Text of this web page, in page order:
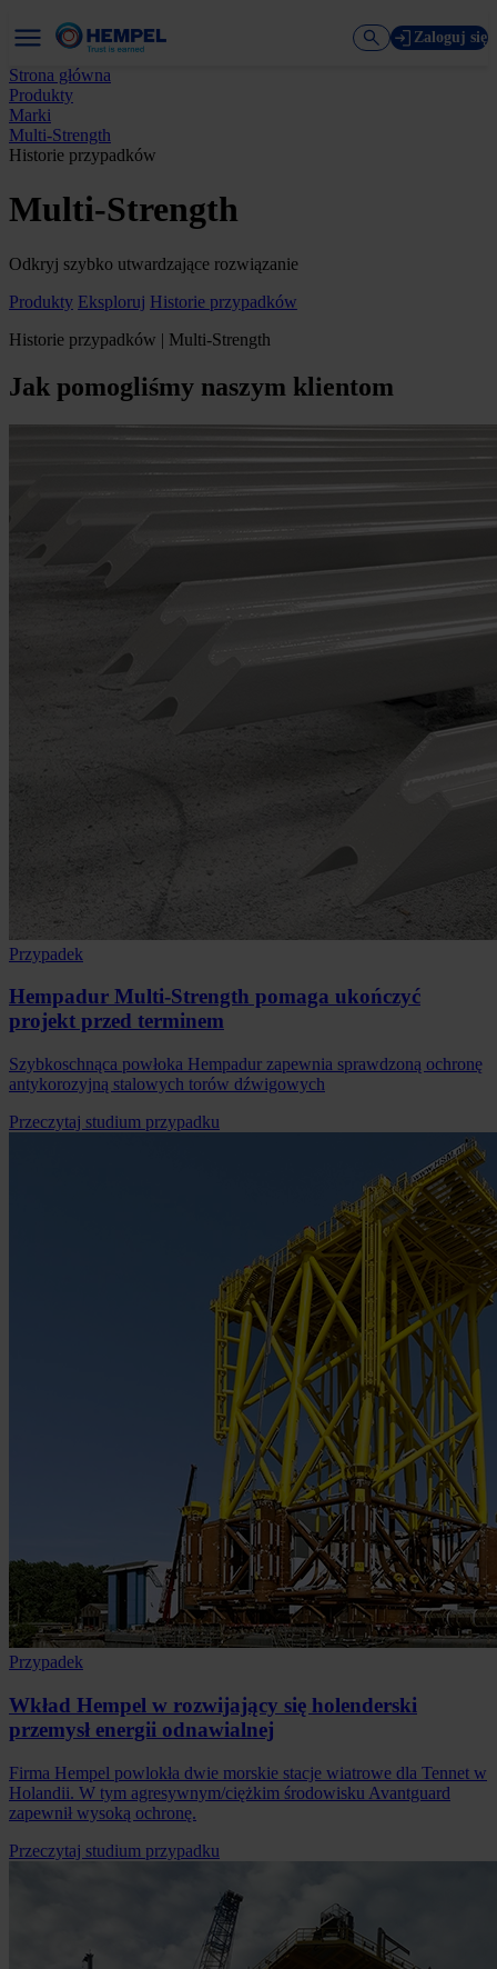
Zaloguj się
Strona główna
Produkty
Marki
Multi-Strength
Historie przypadków
Multi-Strength
Odkryj szybko utwardzające rozwiązanie
Produkty Eksploruj Historie przypadków
Historie przypadków | Multi-Strength
Jak pomogliśmy naszym klientom
Przypadek
Hempadur Multi-Strength pomaga ukończyć
projekt przed terminem
Szybkoschnąca powłoka Hempadur zapewnia sprawdzoną ochronę
antykorozyjną stalowych torów dźwigowych
Przeczytaj studium przypadku
Przypadek
Wkład Hempel w rozwijający się holenderski
przemysł energii odnawialnej
Firma Hempel powlokła dwie morskie stacje wiatrowe dla Tennet w
Holandii. W tym agresywnym/ciężkim środowisku Avantguard
zapewnił wysoką ochronę.
Przeczytaj studium przypadku